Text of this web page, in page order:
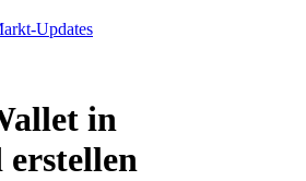
Updates
in
erstellen